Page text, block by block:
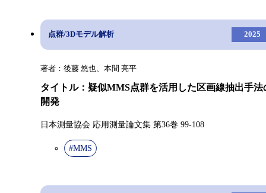
点群/3Dモデル解析 2025
著者：後藤 悠也、本間 亮平
タイトル：疑似MMS点群を活用した区画線抽出手法
開発
日本測量協会 応用測量論文集 第36巻 99-108
#MMS